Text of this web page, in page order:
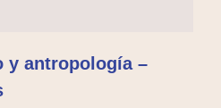
y antropología –